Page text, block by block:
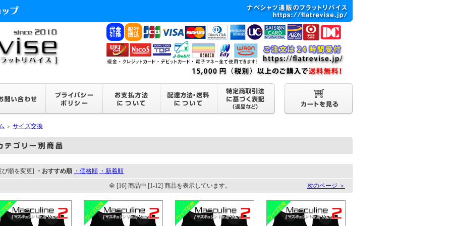
＞ サイズ交換
び順を変更] ・おすすめ順 ・価格順 ・新着順
全 [16] 商品中 [1-12] 商品を表示しています。 次のページ ＞